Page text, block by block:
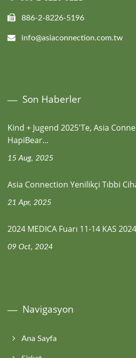
886-2-8226-5196
info@asiaconnection.com.tw
Son Haberler
Kind + Jugend 2025'te, Asia
HapiBear...
15 Aug, 2025
Asia Connection Yenilikçi Tıbbi
21 Apr, 2025
2024 MEDICA Fuarı 11-14 KAS
09 Oct, 2024
Navigasyon
Ana Sayfa